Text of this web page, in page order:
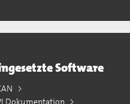
Software
Dokumentation